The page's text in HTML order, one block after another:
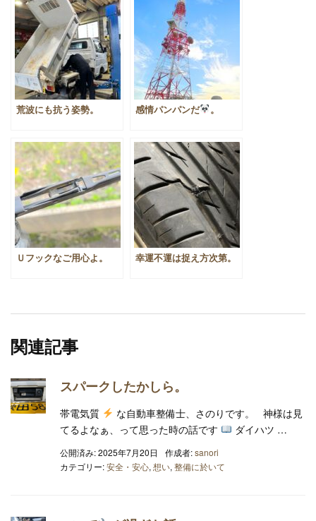
荒波にも抗う姿勢。 感情パンパンだ 。
Ｕフックなご用心よ。 幸運不運は捉え方次第。
関連記事
スパークしたかしら。
帯電気質
な自動車整備士、さのりです。 神様は見
てるよなぁ、って思った時の話です
ダイハツ …
公開済み: 2025年7月20日 作成者:sanori
カテゴリー:安全・安心, 想い, 整備に於いて